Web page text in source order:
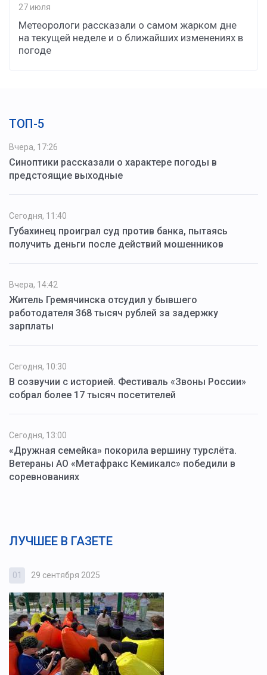
27 июля
Метеорологи рассказали о самом жарком дне
на текущей неделе и о ближайших изменениях в
погоде
ТОП-5
Вчера, 17:26
Синоптики рассказали о характере погоды в
предстоящие выходные
Сегодня, 11:40
Губахинец проиграл суд против банка, пытаясь
получить деньги после действий мошенников
Вчера, 14:42
Житель Гремячинска отсудил у бывшего
работодателя 368 тысяч рублей за задержку
зарплаты
Сегодня, 10:30
В созвучии с историей. Фестиваль «Звоны России»
собрал более 17 тысяч посетителей
Сегодня, 13:00
«Дружная семейка» покорила вершину турслёта.
Ветераны АО «Метафракс Кемикалс» победили в
соревнованиях
ЛУЧШЕЕ В ГАЗЕТЕ
01 29 сентября 2025